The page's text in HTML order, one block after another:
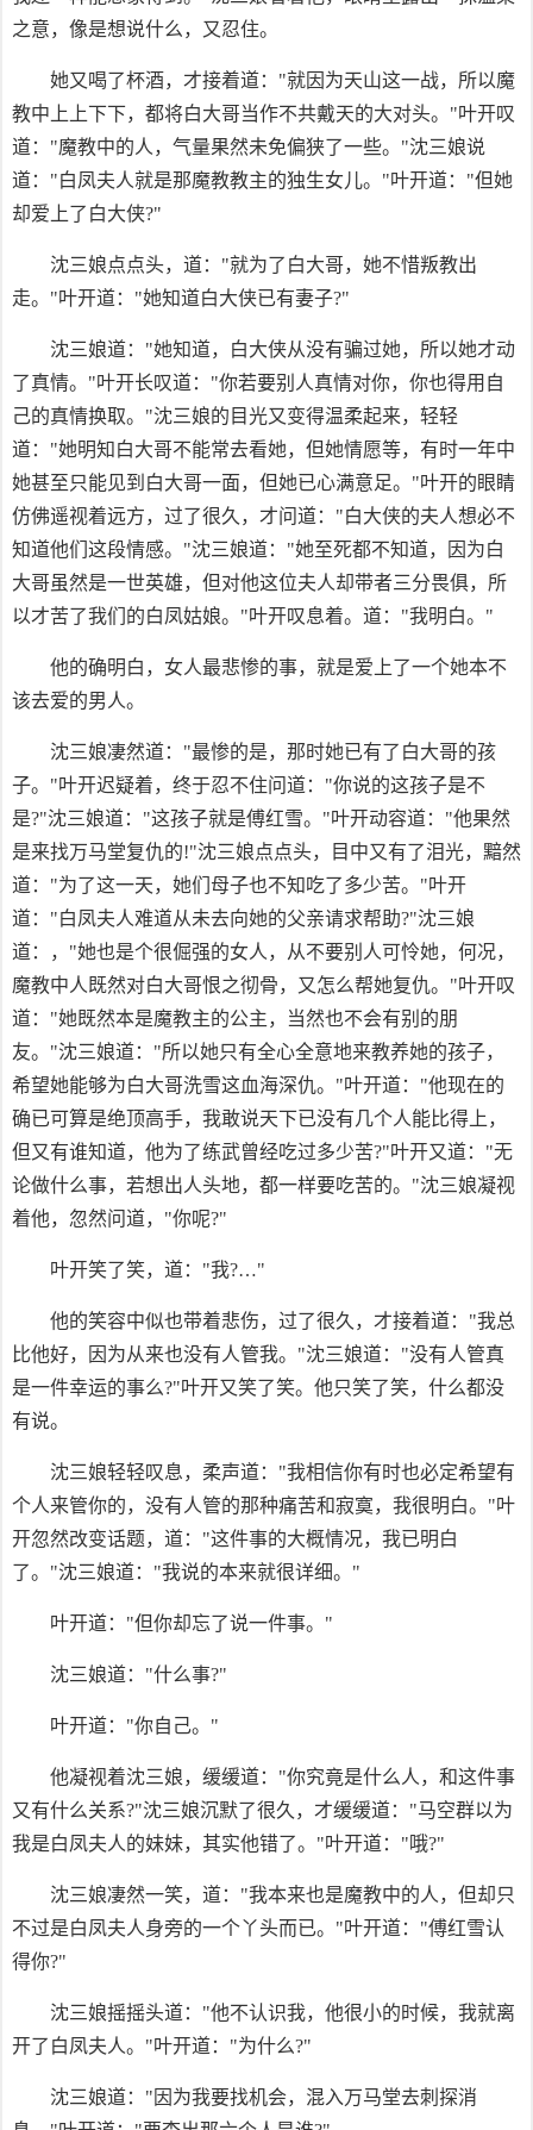
之意，像是想说什么，又忍住。
她又喝了杯酒，才接着道："就因为天山这一战，所以魔
教中上上下下，都将白大哥当作不共戴天的大对头。"叶开叹
道："魔教中的人，气量果然未免偏狭了一些。"沈三娘说
道："白凤夫人就是那魔教教主的独生女儿。"叶开道："但她
却爱上了白大侠?"
沈三娘点点头，道："就为了白大哥，她不惜叛教出
走。"叶开道："她知道白大侠已有妻子?"
沈三娘道："她知道，白大侠从没有骗过她，所以她才动
了真情。"叶开长叹道："你若要别人真情对你，你也得用自
己的真情换取。"沈三娘的目光又变得温柔起来，轻轻
道："她明知白大哥不能常去看她，但她情愿等，有时一年中
她甚至只能见到白大哥一面，但她已心满意足。"叶开的眼睛
仿佛遥视着远方，过了很久，才问道："白大侠的夫人想必不
知道他们这段情感。"沈三娘道："她至死都不知道，因为白
大哥虽然是一世英雄，但对他这位夫人却带者三分畏俱，所
以才苦了我们的白凤姑娘。"叶开叹息着。道："我明白。"
他的确明白，女人最悲惨的事，就是爱上了一个她本不
该去爱的男人。
沈三娘凄然道："最惨的是，那时她已有了白大哥的孩
子。"叶开迟疑着，终于忍不住问道："你说的这孩子是不
是?"沈三娘道："这孩子就是傅红雪。"叶开动容道："他果然
是来找万马堂复仇的!"沈三娘点点头，目中又有了泪光，黯然
道："为了这一天，她们母子也不知吃了多少苦。"叶开
道："白凤夫人难道从未去向她的父亲请求帮助?"沈三娘
道：，"她也是个很倔强的女人，从不要别人可怜她，何况，
魔教中人既然对白大哥恨之彻骨，又怎么帮她复仇。"叶开叹
道："她既然本是魔教主的公主，当然也不会有别的朋
友。"沈三娘道："所以她只有全心全意地来教养她的孩子，
希望她能够为白大哥洗雪这血海深仇。"叶开道："他现在的
确已可算是绝顶高手，我敢说天下已没有几个人能比得上，
但又有谁知道，他为了练武曾经吃过多少苦?"叶开又道："无
论做什么事，若想出人头地，都一样要吃苦的。"沈三娘凝视
着他，忽然问道，"你呢?"
叶开笑了笑，道："我?…"
他的笑容中似也带着悲伤，过了很久，才接着道："我总
比他好，因为从来也没有人管我。"沈三娘道："没有人管真
是一件幸运的事么?"叶开又笑了笑。他只笑了笑，什么都没
有说。
沈三娘轻轻叹息，柔声道："我相信你有时也必定希望有
个人来管你的，没有人管的那种痛苦和寂寞，我很明白。"叶
开忽然改变话题，道："这件事的大概情况，我已明白
了。"沈三娘道："我说的本来就很详细。"
叶开道："但你却忘了说一件事。"
沈三娘道："什么事?"
叶开道："你自己。"
他凝视着沈三娘，缓缓道："你究竟是什么人，和这件事
又有什么关系?"沈三娘沉默了很久，才缓缓道："马空群以为
我是白凤夫人的妹妹，其实他错了。"叶开道："哦?"
沈三娘凄然一笑，道："我本来也是魔教中的人，但却只
不过是白凤夫人身旁的一个丫头而已。"叶开道："傅红雪认
得你?"
沈三娘摇摇头道："他不认识我，他很小的时候，我就离
开了白凤夫人。"叶开道："为什么?"
沈三娘道："因为我要找机会，混入万马堂去刺探消